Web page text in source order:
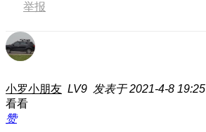
举报
小罗小朋友 LV9 发表于 2021-4-8 19:25
看看
赞